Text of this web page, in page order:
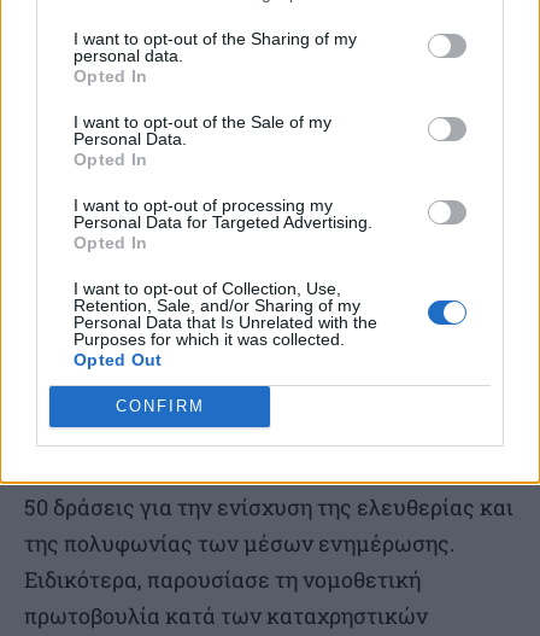
I want to opt-out of the Sharing of my
personal data.
Opted In
I want to opt-out of the Sale of my
Personal Data.
Opted In
I want to opt-out of processing my
Personal Data for Targeted Advertising.
Opted In
I want to opt-out of Collection, Use,
Retention, Sale, and/or Sharing of my
Personal Data that Is Unrelated with the
Purposes for which it was collected.
Opted Out
CONFIRM
Ο Γενικός Γραμματέας Επικοινωνίας και
Ενημέρωσης, Δημήτρης Κιρμικίρογλου, που
συμμετείχε νωρίτερα στη συνάντηση με τον
αναφέρθηκε στην ολιστική στρατηγική της
Γενικής Γραμματείας Επικοινωνίας και
Ενημέρωσης, με αιχμή τους άξονες της
διαφάνειας, της βιωσιμότητας των μέσων
ενημέρωσης και της ασφάλειας των
δημοσιογράφων, σε πλήρη διασύνδεση με την
Ευρωπαϊκή Ασπίδα Δημοκρατίας. Υπογράμμισε
50 δράσεις για την ενίσχυση της ελευθερίας και
της πολυφωνίας των μέσων ενημέρωσης.
Ειδικότερα, παρουσίασε τη νομοθετική
πρωτοβουλία κατά των καταχρηστικών